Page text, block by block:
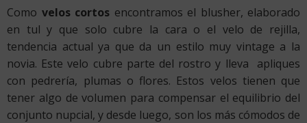
Como velos cortos encontramos el blusher, elaborado
en tul y que solo cubre la cara o el velo de rejilla,
tendencia actual ya que da un estilo muy vintage a la
novia. Este velo cubre parte del rostro y lleva apliques
con pedrería, plumas o flores. Estos velos tienen que
tener algo de volumen para compensar el equilibrio del
conjunto nupcial, y desde luego, son los más cómodos de